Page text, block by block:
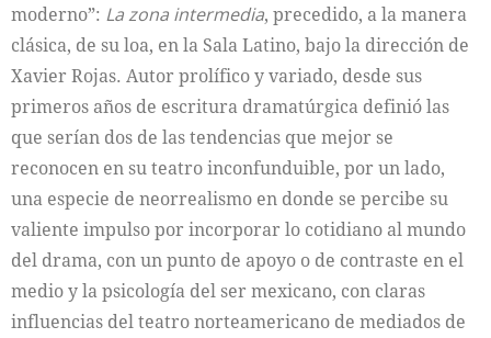
moderno”: La zona intermedia, precedido, a la manera
clásica, de su loa, en la Sala Latino, bajo la dirección de
Xavier Rojas. Autor prolífico y variado, desde sus
primeros años de escritura dramatúrgica definió las
que serían dos de las tendencias que mejor se
reconocen en su teatro inconfunduible, por un lado,
una especie de neorrealismo en donde se percibe su
valiente impulso por incorporar lo cotidiano al mundo
del drama, con un punto de apoyo o de contraste en el
medio y la psicología del ser mexicano, con claras
influencias del teatro norteamericano de mediados de